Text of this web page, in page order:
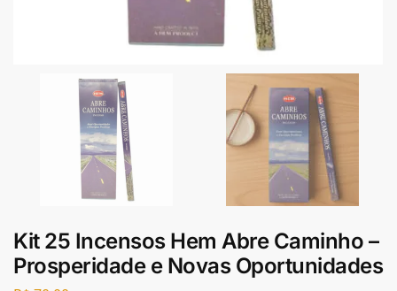
Kit 25 Incensos Hem Abre Caminho –
Prosperidade e Novas Oportunidades